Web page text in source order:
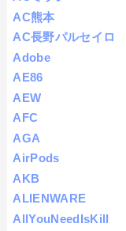
AC熊本
AC長野パルセイロ
Adobe
AE86
AEW
AFC
AGA
AirPods
AKB
ALIENWARE
AllYouNeedIsKill